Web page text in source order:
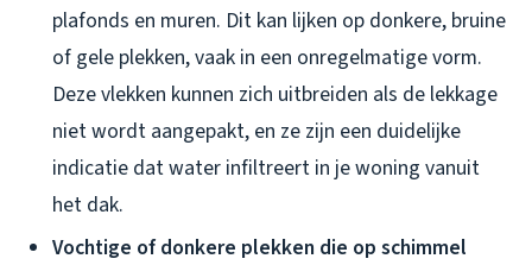
plafonds en muren. Dit kan lijken op donkere, bruine
of gele plekken, vaak in een onregelmatige vorm.
Deze vlekken kunnen zich uitbreiden als de lekkage
niet wordt aangepakt, en ze zijn een duidelijke
indicatie dat water infiltreert in je woning vanuit
het dak.
Vochtige of donkere plekken die op schimmel